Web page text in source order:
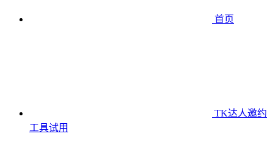
首页
TK达人邀约
工具试用